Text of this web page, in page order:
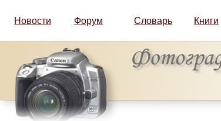
Новости Форум Словарь Книги